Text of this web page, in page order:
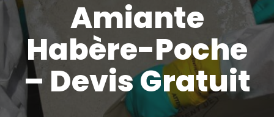
Amiante
Habère-Poche
– Devis Gratuit